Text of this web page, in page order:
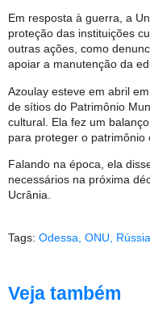
Em resposta à guerra, a
proteção das instituições
outras ações, como
apoiar a manutenção da
Azoulay esteve em abril
de sítios do Patrimônio
cultural. Ela fez um
para proteger o patrimônio
Falando na época, ela
necessários na próxima
Ucrânia.
Tags: Odessa, ONU, Rússia
Veja também